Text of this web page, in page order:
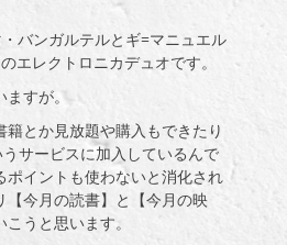
バンガルテルとギ=マニュエル
エレクトロニカデュオです。
ますが。
籍とか見放題や購入もできたり
うサービスに加入しているんで
ポイントも使わないと消化され
【今月の読書】と【今月の映
うと思います。